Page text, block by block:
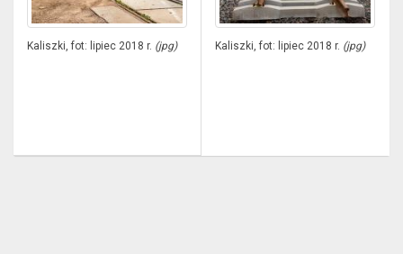
Kaliszki, fot: lipiec 2018 r. (jpg) Kaliszki, fot: lipiec 2018 r. (jpg)